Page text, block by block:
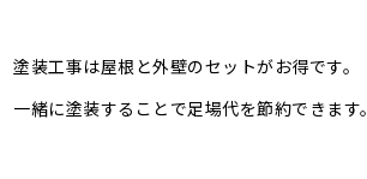
塗装工事は屋根と外壁のセットがお得です。
一緒に塗装することで足場代を節約できます。